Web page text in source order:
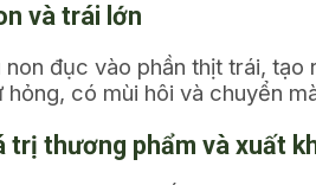
và trái lớn
non đục vào phần thịt trái,
có mùi hôi và chuyển
trị thương phẩm và xuất